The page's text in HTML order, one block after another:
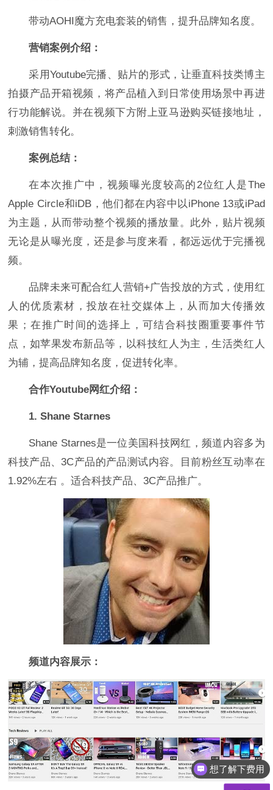
带动AOHI魔方充电套装的销售，提升品牌知名度。
营销案例介绍：
采用Youtube完播、贴片的形式，让垂直科技类博主
拍摄产品开箱视频，将产品植入到日常使用场景中再进
行功能解说。并在视频下方附上亚马逊购买链接地址，
刺激销售转化。
案例总结：
在本次推广中，视频曝光度较高的2位红人是The
Apple Circle和iDB，他们都在内容中以iPhone 13或iPad
为主题，从而带动整个视频的播放量。此外，贴片视频
无论是从曝光度，还是参与度来看，都远远优于完播视
频。
品牌未来可配合红人营销+广告投放的方式，使用红
人的优质素材，投放在社交媒体上，从而加大传播效
果；在推广时间的选择上，可结合科技圈重要事件节
点，如苹果发布新品等，以科技红人为主，生活类红人
为辅，提高品牌知名度，促进转化率。
合作Youtube网红介绍：
1. Shane Starnes
Shane Starnes是一位美国科技网红，频道内容多为
科技产品、3C产品的产品测试内容。目前粉丝互动率在
1.92%左右 。适合科技产品、3C产品推广。
频道内容展示：
都有什么服务